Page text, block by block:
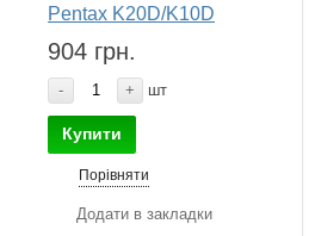
Pentax K20D/K10D
904 грн.
- + шт
Купити
Порівняти
Додати в закладки